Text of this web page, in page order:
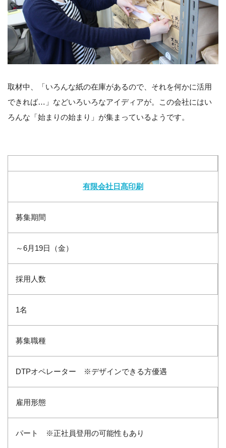
取材中、「いろんな紙の在庫があるので、それを何かに活用
できれば…」などいろいろなアイディアが。この会社にはい
ろんな「始まりの始まり」が集まっているようです。
有限会社日髙印刷
募集期間
～6月19日（金）
採用人数
1名
募集職種
DTPオペレーター ※デザインできる方優遇
雇用形態
パート ※正社員登用の可能性もあり